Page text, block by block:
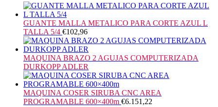
GUANTE MALLA METALICO PARA CORTE AZUL L
TALLA 5/4 €102,96
MAQUINA BRAZO 2 AGUJAS COMPUTERIZADA
DURKOPP ADLER
MAQUINA COSER SIRUBA CNC AREA
PROGRAMABLE 600×400m €6.151,22